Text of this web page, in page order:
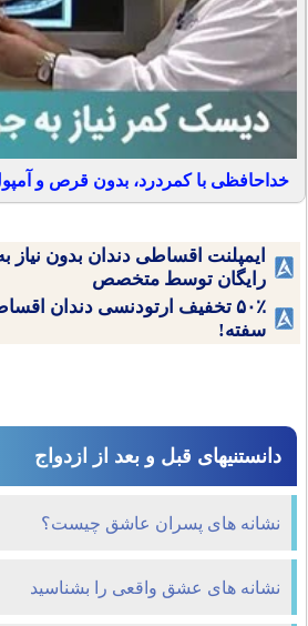
خداحافظی با کمردرد، بدون قرص و
ایمپلنت اقساطی دندان بدون
رایگان توسط متخصص
۵۰٪ تخفیف ارتودنسی دندان
سفته!
دانستنیهای قبل و بعد از ازدواج
نشانه های پسران عاشق چیست؟
نشانه های عشق واقعی را بشناسید